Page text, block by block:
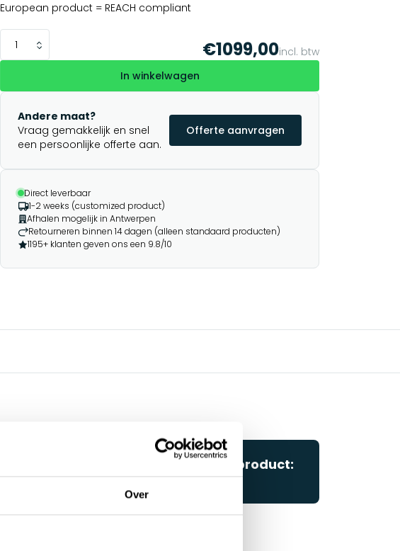
Over
European product = REACH compliant
€1099,00incl. btw
In winkelwagen
Andere maat?
Vraag gemakkelijk en snel
een persoonlijke offerte aan.
Offerte aanvragen
Direct leverbaar
1-2 weeks (customized product)
Afhalen mogelijk in Antwerpen
Retourneren binnen 14 dagen (alleen standaard producten)
1195+ klanten geven ons een 9.8/10
Questions about this product:
Start chat